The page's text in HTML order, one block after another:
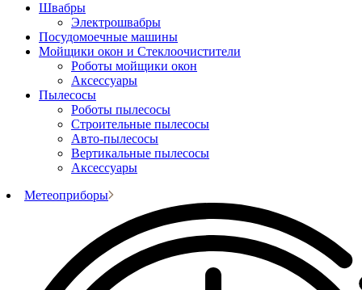
Швабры
Электрошвабры
Посудомоечные машины
Мойщики окон и Стеклоочистители
Роботы мойщики окон
Аксессуары
Пылесосы
Роботы пылесосы
Строительные пылесосы
Авто-пылесосы
Вертикальные пылесосы
Аксессуары
Метеоприборы